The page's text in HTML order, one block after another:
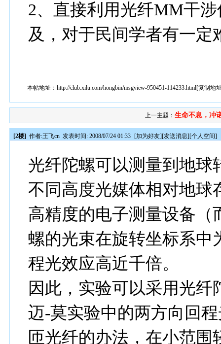
2、直接利用光纤MM干
及，对于民间学者有一定
本帖地址：http://club.xilu.com/hongbin/msgview-950451-114233.html[复制地
上一主题： 生命不息，冲
[2楼] 作者:王飞cn 发表时间: 2008/07/24 01:33 [加为好友][发送消息][个人空间]
光纤陀螺可以测量到地球
不同高度光媒体相对地球
高精度的电子测量设备（
螺的光束在旋转坐标系中
程光效应高近千倍。
因此，实验可以采用光
迈-莫实验中的两方向回
匝光纤的办法，在小范